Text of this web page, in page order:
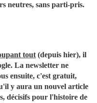
neutres, sans parti-pris.
tout (depuis hier), il
La newsletter ne
ensuite, c'est gratuit,
y aura un nouvel article
décisifs pour l'histoire de